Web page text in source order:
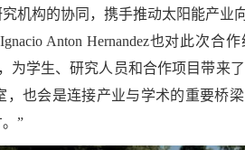
机构的协同，携手推动太阳能产业
Anton Hernandez也对此次合
为学生、研究人员和合作项目带来
也会是连接产业与学术的重要桥
”